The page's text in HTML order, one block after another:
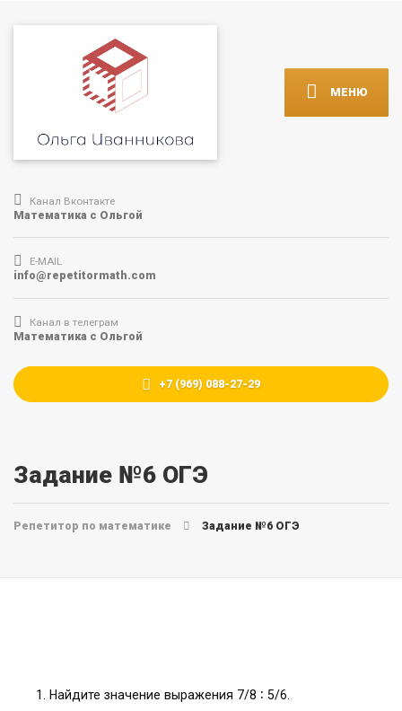
МЕНЮ
Канал Вконтакте
Математика с Ольгой
E-MAIL
info@repetitormath.com
Канал в телеграм
Математика с Ольгой
+7 (969) 088-27-29
Задание №6 ОГЭ
Репетитор по математике Задание №6 ОГЭ
Найдите значение выражения 7/8 ∶ 5/6.